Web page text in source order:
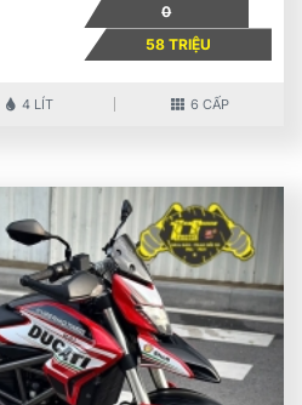
0
58 TRIỆU
4 LÍT 6 CẤP